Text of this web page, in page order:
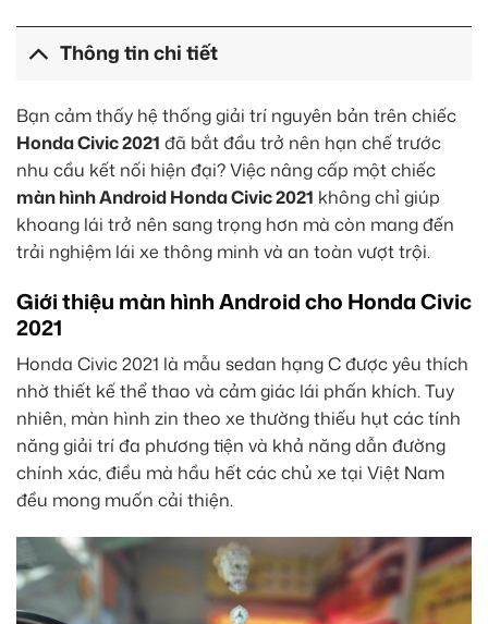
Thông tin chi tiết
Bạn cảm thấy hệ thống giải trí nguyên bản trên chiếc
Honda Civic 2021 đã bắt đầu trở nên hạn chế trước
nhu cầu kết nối hiện đại? Việc nâng cấp một chiếc
màn hình Android Honda Civic 2021 không chỉ giúp
khoang lái trở nên sang trọng hơn mà còn mang đến
trải nghiệm lái xe thông minh và an toàn vượt trội.
Giới thiệu màn hình Android cho Honda Civic
2021
Honda Civic 2021 là mẫu sedan hạng C được yêu thích
nhờ thiết kế thể thao và cảm giác lái phấn khích. Tuy
nhiên, màn hình zin theo xe thường thiếu hụt các tính
năng giải trí đa phương tiện và khả năng dẫn đường
chính xác, điều mà hầu hết các chủ xe tại Việt Nam
đều mong muốn cải thiện.